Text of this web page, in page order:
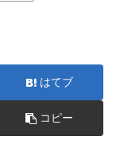
はてブ
コピー